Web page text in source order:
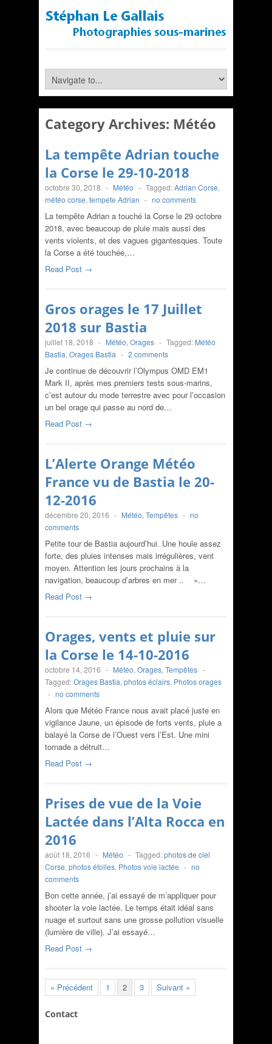
Category Archives: Météo
La tempête Adrian touche
la Corse le 29-10-2018
octobre 30, 2018 - Météo - Tagged:Adrian Corse,
météo corse, tempete Adrian - no comments
La tempête Adrian a touché la Corse le 29 octobre
2018, avec beaucoup de pluie mais aussi des
vents violents, et des vagues gigantesques. Toute
la Corse a été touchée,…
Read Post →
Gros orages le 17 Juillet
2018 sur Bastia
juillet 18, 2018 - Météo, Orages - Tagged: Météo
Bastia, Orages Bastia - 2 comments
Je continue de découvrir l’Olympus OMD EM1
Mark II, après mes premiers tests sous-marins,
c’est autour du mode terrestre avec pour l’occasion
un bel orage qui passe au nord de…
Read Post →
L’Alerte Orange Météo
France vu de Bastia le 20-
12-2016
décembre 20, 2016 - Météo, Tempêtes - no
comments
Petite tour de Bastia aujourd’hui. Une houle assez
forte, des pluies intenses mais irrégulières, vent
moyen. Attention les jours prochains à la
navigation, beaucoup d’arbres en mer .. »…
Read Post →
Orages, vents et pluie sur
la Corse le 14-10-2016
octobre 14, 2016 - Météo, Orages, Tempêtes -
Tagged:Orages Bastia, photos éclairs, Photos orages
- no comments
Alors que Météo France nous avait placé juste en
vigilance Jaune, un épisode de forts vents, pluie a
balayé la Corse de l’Ouest vers l’Est. Une mini
tornade a détruit…
Read Post →
Prises de vue de la Voie
Lactée dans l’Alta Rocca en
2016
août 18, 2016 - Météo - Tagged:photos de ciel
Corse, photos étoiles, Photos voie lactée - no
comments
Bon cette année, j’ai essayé de m’appliquer pour
shooter la voie lactée. Le temps était idéal sans
nuage et surtout sans une grosse pollution visuelle
(lumière de ville). J’ai essayé…
Read Post →
« Précédent 1 2 3 Suivant »
Contact